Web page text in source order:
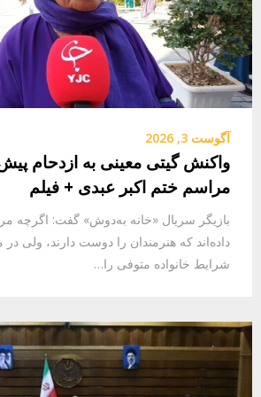
آگوست 3, 2026
واکنش گیتی معینی به ازدحام
مراسم ختم اکبر عبدی + فیلم
بازیگر سریال «خانه به‌دوش» گفت: اگرچه
داده‌اند که هنرمندان را دوست دارند، ولی در
شرایط خانواده متوفی را…